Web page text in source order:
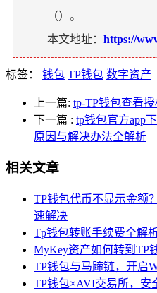
（）。
本文地址： https://
标签： 钱包 TP钱包 数字资产
上一篇: tp-TP钱包查看
下一篇 : tp钱包官方app
原因与解决办法全解析
相关文章
TP钱包代币不显示金额
速解决
Tp钱包转账手续费全解
MyKey资产如何转到TP
TP钱包与马蹄链，开启
TP钱包×AVI交易所，安